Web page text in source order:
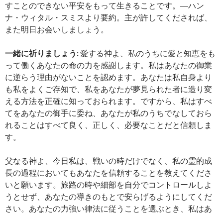
すことのできない平安をもって生きることです。―ハン
ナ・ウィタル・スミスより要約。主が許してくだされば、
また明日お会いしましょう。
一緒に祈りましょう:愛する神よ、私のうちに愛と知恵をも
って働くあなたの命の力を感謝します。私はあなたの御業
に逆らう理由がないことを認めます。あなたは私自身より
も私をよくご存知で、私をあなたが夢見られた者に造り変
える方法を正確に知っておられます。ですから、私はすべ
てをあなたの御手に委ね、あなたが私のうちでなしておら
れることはすべて良く、正しく、必要なことだと信頼しま
す。
父なる神よ、今日私は、戦いの時だけでなく、私の霊的成
長の過程においてもあなたを信頼することを教えてくださ
いと願います。旅路の時や細部を自分でコントロールしよ
うとせず、あなたの導きのもとで安らげるようにしてくだ
さい。あなたの力強い律法に従うことを選ぶとき、私はあ